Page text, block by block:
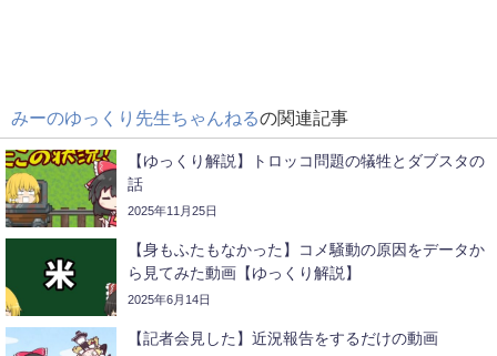
みーのゆっくり先生ちゃんねるの関連記事
【ゆっくり解説】トロッコ問題の犠牲とダブスタの
話
2025年11月25日
【身もふたもなかった】コメ騒動の原因をデータか
ら見てみた動画【ゆっくり解説】
2025年6月14日
【記者会見した】近況報告をするだけの動画